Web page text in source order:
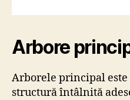
Arbore
Arborele principal este
structură întâlnită